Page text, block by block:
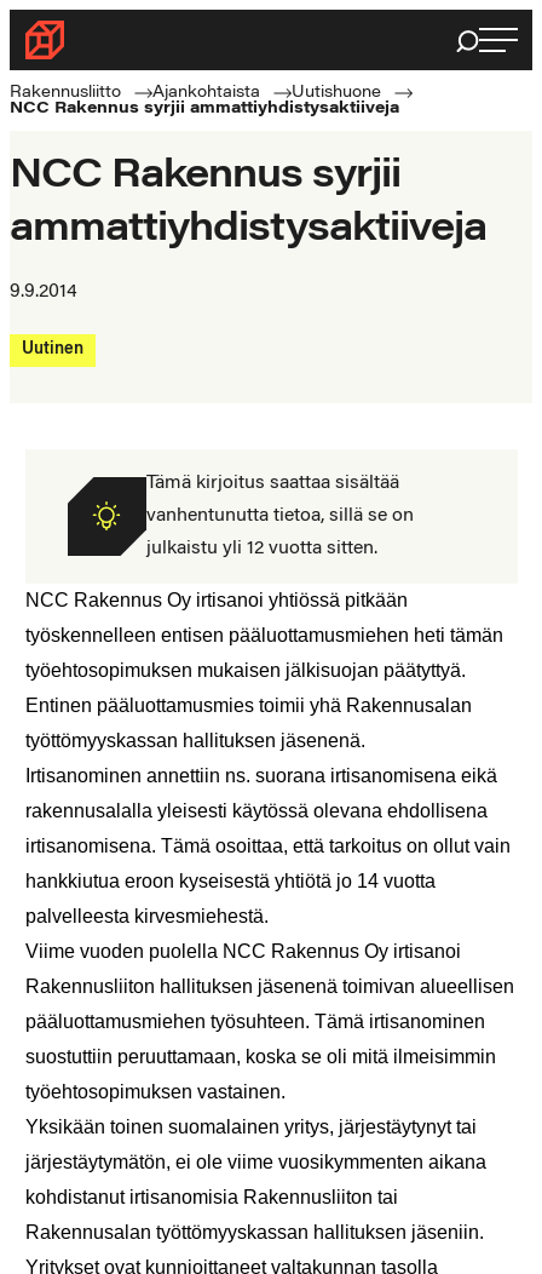
Siirry
suoraan
sisältöön
Rakennusliitto
Rakennusalan
ammattilaisten
Haku
Rakennusliitto Ajankohtaista
Uutishuone
NCC Rakennus syrjii ammattiyhdistysaktiiveja
NCC Rakennus syrjii
ammattiyhdistysaktiiveja
9.9.2014
Uutinen
Tämä kirjoitus saattaa sisältää
vanhentunutta tietoa, sillä se on
julkaistu yli 12 vuotta sitten.
NCC Rakennus Oy irtisanoi yhtiössä pitkään
työskennelleen entisen pääluottamusmiehen heti tämän
työehtosopimuksen mukaisen jälkisuojan päätyttyä.
Entinen pääluottamusmies toimii yhä Rakennusalan
työttömyyskassan hallituksen jäsenenä.
rtisanominen annettiin ns. suorana irtisanomisena eikä
rakennusalalla yleisesti käytössä olevana ehdollisena
irtisanomisena. Tämä osoittaa, että tarkoitus on ollut vain
hankkiutua eroon kyseisestä yhtiötä jo 14 vuotta
palvelleesta kirvesmiehestä.
Viime vuoden puolella NCC Rakennus Oy irtisanoi
Rakennusliiton hallituksen jäsenenä toimivan alueellisen
pääluottamusmiehen työsuhteen. Tämä irtisanominen
suostuttiin peruuttamaan, koska se oli mitä ilmeisimmin
työehtosopimuksen vastainen.
Yksikään toinen suomalainen yritys, järjestäytynyt tai
järjestäytymätön, ei ole viime vuosikymmenten aikana
kohdistanut irtisanomisia Rakennusliiton tai
Rakennusalan työttömyyskassan hallituksen jäseniin.
Yritykset ovat kunnioittaneet valtakunnan tasolla